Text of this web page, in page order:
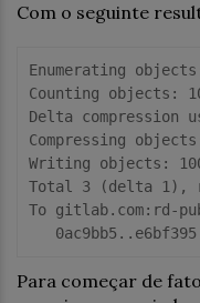
Com o seguinte
Enumerating
Counting objects:
Delta compression
Compressing
Writing objects:
Total 3 (delta 1),
To gitlab.com:rd-
Para começar de